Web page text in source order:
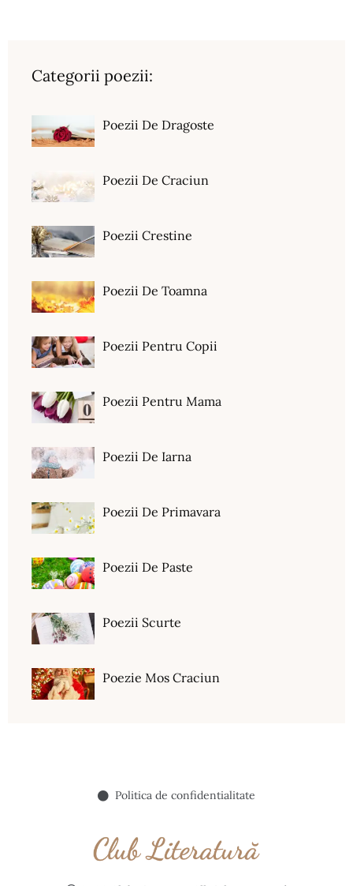
Categorii poezii:
Poezii De Dragoste
Poezii De Craciun
Poezii Crestine
Poezii De Toamna
Poezii Pentru Copii
Poezii Pentru Mama
Poezii De Iarna
Poezii De Primavara
Poezii De Paste
Poezii Scurte
Poezie Mos Craciun
Politica de confidentialitate